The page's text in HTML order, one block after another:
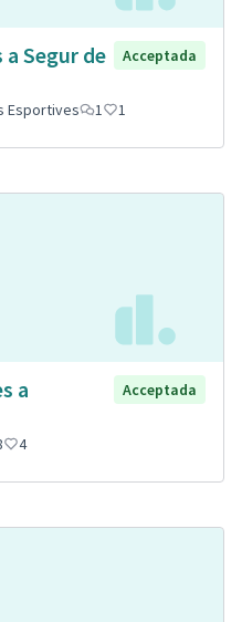
Segur de
Acceptada
Esportives 1 1
a
Acceptada
4